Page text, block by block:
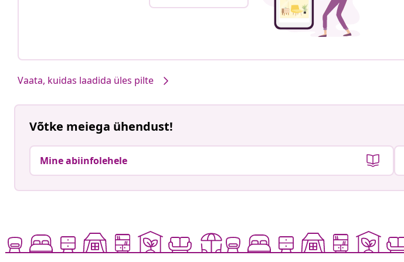
Vaata, kuidas laadida üles pilte
Võtke meiega ühendust!
Mine abiinfolehele